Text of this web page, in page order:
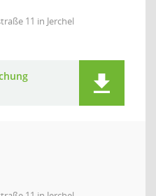
11 in Jerchel